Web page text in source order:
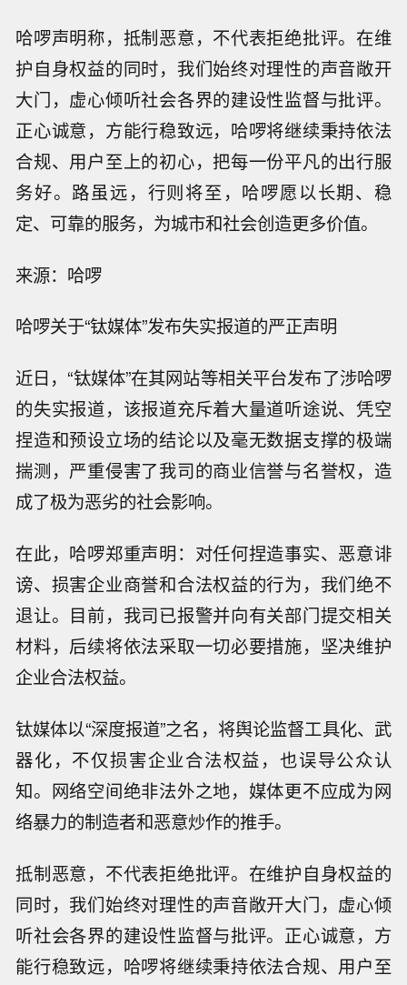
哈啰声明称，抵制恶意，不代表拒绝批评。在维
护自身权益的同时，我们始终对理性的声音敞开
大门，虚心倾听社会各界的建设性监督与批评。
正心诚意，方能行稳致远，哈啰将继续秉持依法
合规、用户至上的初心，把每一份平凡的出行服
务好。路虽远，行则将至，哈啰愿以长期、稳
定、可靠的服务，为城市和社会创造更多价值。
来源：哈啰
哈啰关于“钛媒体”发布失实报道的严正声明
近日，“钛媒体”在其网站等相关平台发布了涉哈啰
的失实报道，该报道充斥着大量道听途说、凭空
捏造和预设立场的结论以及毫无数据支撑的极端
揣测，严重侵害了我司的商业信誉与名誉权，造
成了极为恶劣的社会影响。
在此，哈啰郑重声明：对任何捏造事实、恶意诽
谤、损害企业商誉和合法权益的行为，我们绝不
退让。目前，我司已报警并向有关部门提交相关
材料，后续将依法采取一切必要措施，坚决维护
企业合法权益。
钛媒体以“深度报道”之名，将舆论监督工具化、武
器化，不仅损害企业合法权益，也误导公众认
知。网络空间绝非法外之地，媒体更不应成为网
络暴力的制造者和恶意炒作的推手。
抵制恶意，不代表拒绝批评。在维护自身权益的
同时，我们始终对理性的声音敞开大门，虚心倾
听社会各界的建设性监督与批评。正心诚意，方
能行稳致远，哈啰将继续秉持依法合规、用户至